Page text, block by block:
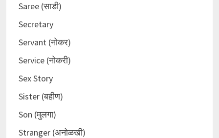
Saree (साडी)
Secretary
Servant (नोकर)
Service (नोकरी)
Sex Story
Sister (बहीण)
Son (मुलगा)
Stranger (अनोळखी)